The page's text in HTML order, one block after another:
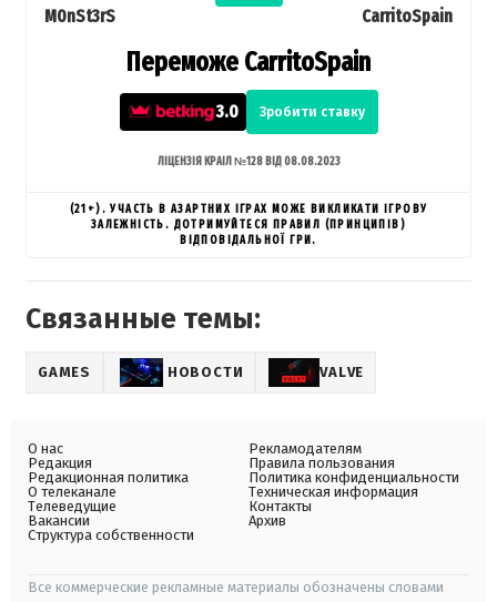
M0nSt3rS
Переможе CarritoSpain
3.0 Зробити ставку
CarritoSpain
ЛІЦЕНЗІЯ КРАІЛ №128 ВІД 08.08.2023
(21+). УЧАСТЬ В АЗАРТНИХ ІГРАХ МОЖЕ ВИКЛИКАТИ ІГРОВУ
ЗАЛЕЖНІСТЬ. ДОТРИМУЙТЕСЯ ПРАВИЛ (ПРИНЦИПІВ)
ВІДПОВІДАЛЬНОЇ ГРИ.
Связанные темы:
GAMES НОВОСТИ VALVE
О нас
Редакция
Редакционная политика
О телеканале
Телеведущие
Вакансии
Структура собственности
Рекламодателям
Правила пользования
Политика конфиденциальности
Техническая информация
Контакты
Архив
Все коммерческие рекламные материалы обозначены словами